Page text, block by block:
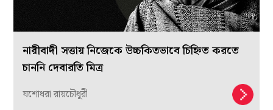
নারীবাদী সত্তায় নিজেকে উচ্চকিতভাবে চিহ্নিত করতে
চাননি দেবারতি মিত্র
যশোধরা রায়চৌধুরী